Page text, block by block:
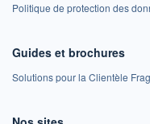
Politique de protection des
Guides et brochures
Solutions pour la Clientèle